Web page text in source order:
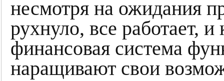
несмотря на ожидания
рухнуло, все работает,
финансовая система
наращивают свои